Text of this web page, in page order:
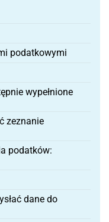
podatkowymi
wypełnione
zeznanie
podatków:
dane do